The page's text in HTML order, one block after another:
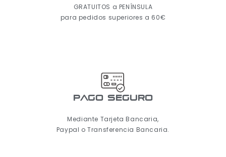
GRATUITOS a PENÍNSULA
para pedidos superiores a 60€
pago seguro
Mediante Tarjeta Bancaria,
Paypal o Transferencia Bancaria.